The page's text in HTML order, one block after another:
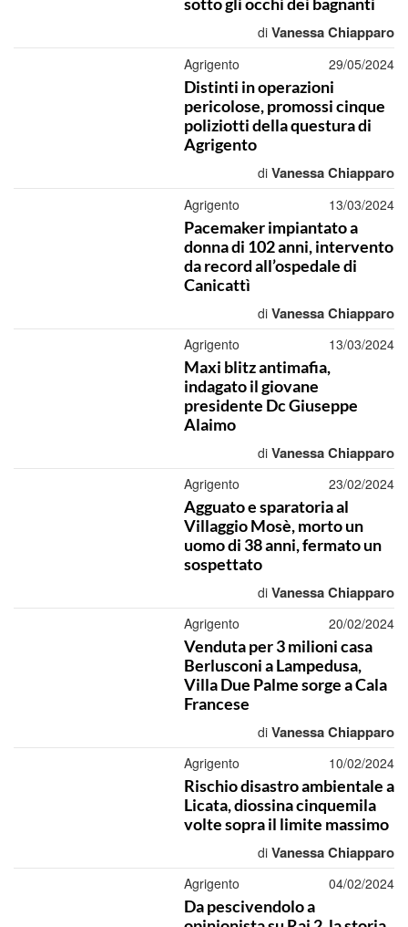
di Vanessa Chiapparo
Agrigento 29/05/2024
Distinti in operazioni
pericolose, promossi cinque
poliziotti della questura di
Agrigento
di Vanessa Chiapparo
Agrigento 13/03/2024
Pacemaker impiantato a
donna di 102 anni, intervento
da record all’ospedale di
Canicattì
di Vanessa Chiapparo
Agrigento 13/03/2024
Maxi blitz antimafia,
indagato il giovane
presidente Dc Giuseppe
Alaimo
di Vanessa Chiapparo
Agrigento 23/02/2024
Agguato e sparatoria al
Villaggio Mosè, morto un
uomo di 38 anni, fermato un
sospettato
di Vanessa Chiapparo
Agrigento 20/02/2024
Venduta per 3 milioni casa
Berlusconi a Lampedusa,
Villa Due Palme sorge a Cala
Francese
di Vanessa Chiapparo
Agrigento 10/02/2024
Rischio disastro ambientale a
Licata, diossina cinquemila
volte sopra il limite massimo
di Vanessa Chiapparo
Agrigento 04/02/2024
Da pescivendolo a